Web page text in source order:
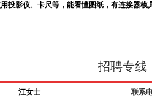
投影仪、卡尺等，能看懂图纸，有连接器模
招聘专线
江女士 联系